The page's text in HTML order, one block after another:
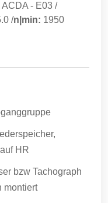
ACDA - E03 /
/n|min: 1950
HR
bzw Tachograph
montiert